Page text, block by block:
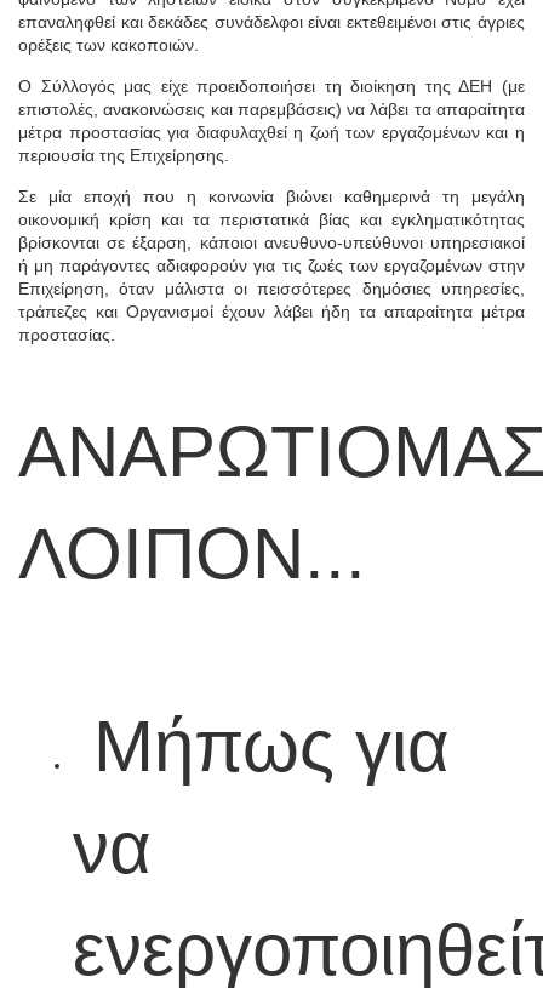
επαναληφθεί και δεκάδες συνάδελφοι είναι εκτεθειμένοι στις άγριες
ορέξεις των κακοποιών.
Ο Σύλλογός μας είχε προειδοποιήσει τη διοίκηση της ΔΕΗ (με
επιστολές, ανακοινώσεις και παρεμβάσεις) να λάβει τα απαραίτητα
μέτρα προστασίας για διαφυλαχθεί η ζωή των εργαζομένων και η
περιουσία της Επιχείρησης.
Σε μία εποχή που η κοινωνία βιώνει καθημερινά τη μεγάλη
οικονομική κρίση και τα περιστατικά βίας και εγκληματικότητας
βρίσκονται σε έξαρση, κάποιοι ανευθυνο-υπεύθυνοι υπηρεσιακοί
ή μη παράγοντες αδιαφορούν για τις ζωές των εργαζομένων στην
Επιχείρηση, όταν μάλιστα οι πεισσότερες δημόσιες υπηρεσίες,
τράπεζες και Οργανισμοί έχουν λάβει ήδη τα απαραίτητα μέτρα
προστασίας.
ΛΟΙΠΟΝ...
Μήπως για
να